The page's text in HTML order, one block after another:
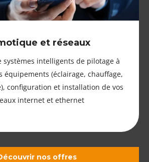
et réseaux
systèmes intelligents de pilotage à
équipements (éclairage, chauffage,
configuration et installation de vos
internet et ethernet
nos offres